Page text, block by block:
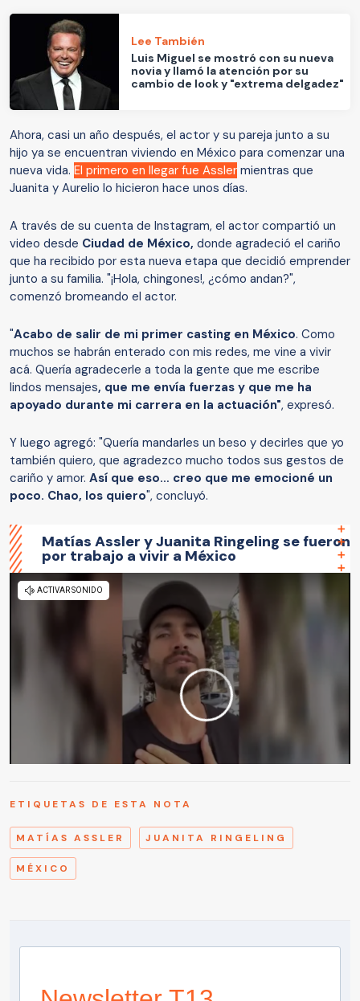
Lee También
Luis Miguel se mostró con su nueva
novia y llamó la atención por su
cambio de look y "extrema delgadez"
Ahora, casi un año después, el actor y su pareja junto a su
hijo ya se encuentran viviendo en México para comenzar una
nueva vida. El primero en llegar fue Assler mientras que
Juanita y Aurelio lo hicieron hace unos días.
A través de su cuenta de Instagram, el actor compartió un
video desde Ciudad de México, donde agradeció el cariño
que ha recibido por esta nueva etapa que decidió emprender
junto a su familia. "¡Hola, chingones!, ¿cómo andan?",
comenzó bromeando el actor.
"Acabo de salir de mi primer casting en México. Como
muchos se habrán enterado con mis redes, me vine a vivir
acá. Quería agradecerle a toda la gente que me escribe
lindos mensajes, que me envía fuerzas y que me ha
apoyado durante mi carrera en la actuación", expresó.
Y luego agregó: "Quería mandarles un beso y decirles que yo
también quiero, que agradezco mucho todos sus gestos de
cariño y amor. Así que eso… creo que me emocioné un
poco. Chao, los quiero", concluyó.
Matías Assler y Juanita Ringeling se fueron
por trabajo a vivir a México
ETIQUETAS DE ESTA NOTA
MATÍAS ASSLER JUANITA RINGELING
MÉXICO